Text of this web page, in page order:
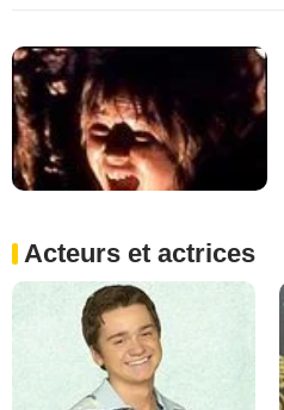
Acteurs et actrices